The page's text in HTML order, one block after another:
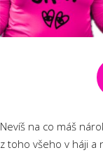
Nevíš na co máš
z toho všeho v háji a